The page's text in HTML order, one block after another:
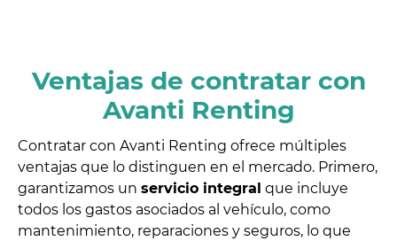
Ventajas de contratar con
Avanti Renting
Contratar con Avanti Renting ofrece múltiples
ventajas que lo distinguen en el mercado. Primero,
garantizamos un servicio integral que incluye
todos los gastos asociados al vehículo, como
mantenimiento, reparaciones y seguros, lo que